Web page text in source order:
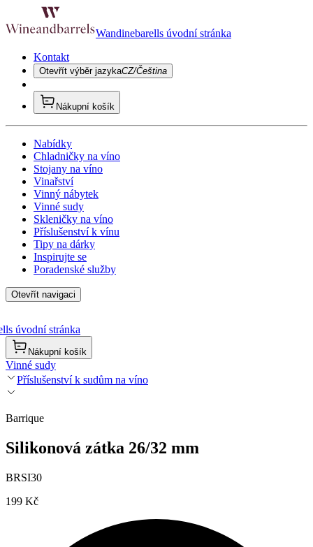
Wandinebarells úvodní stránka
Kontakt
Otevřít výběr jazykaCZ/Čeština
Nákupní košík
Nabídky
Chladničky na víno
Stojany na víno
Vinařství
Vinný nábytek
Vinné sudy
Skleničky na víno
Příslušenství k vínu
Tipy na dárky
Inspirujte se
Poradenské služby
Otevřít navigaci
úvodní stránka
Nákupní košík
Vinné sudy
Příslušenství k sudům na víno
Barrique
Silikonová zátka 26/32 mm
BRSI30
199 Kč